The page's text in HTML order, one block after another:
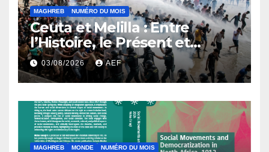
MAGHREB NUMÉRO DU MOIS
Ceuta et Melilla : Entre
l’Histoire, le Présent et
l’Avenir
03/08/2026 AEF
MAGHREB MONDE NUMÉRO DU MOIS